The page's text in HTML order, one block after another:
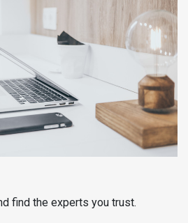
find the experts you trust.